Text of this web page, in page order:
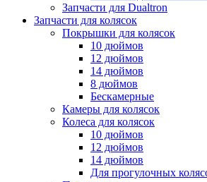
Запчасти для Dualtron
Запчасти для колясок
Покрышки для колясок
10 дюймов
12 дюймов
14 дюймов
8 дюймов
Бескамерные
Камеры для колясок
Колеса для колясок
10 дюймов
12 дюймов
14 дюймов
Для прогулочных